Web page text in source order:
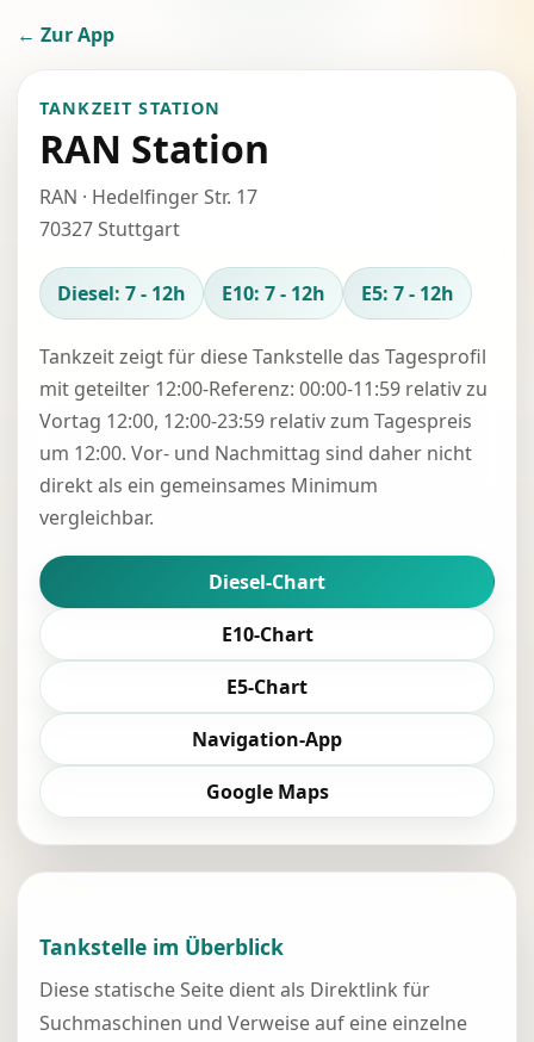
← Zur App
TANKZEIT STATION
RAN Station
RAN · Hedelfinger Str. 17
70327 Stuttgart
Diesel: 7 - 12h E10: 7 - 12h E5: 7 - 12h
Tankzeit zeigt für diese Tankstelle das Tagesprofil
mit geteilter 12:00-Referenz: 00:00-11:59 relativ zu
Vortag 12:00, 12:00-23:59 relativ zum Tagespreis
um 12:00. Vor- und Nachmittag sind daher nicht
direkt als ein gemeinsames Minimum
vergleichbar.
Diesel-Chart
E10-Chart
E5-Chart
Navigation-App
Google Maps
Tankstelle im Überblick
Diese statische Seite dient als Direktlink für
Suchmaschinen und Verweise auf eine einzelne